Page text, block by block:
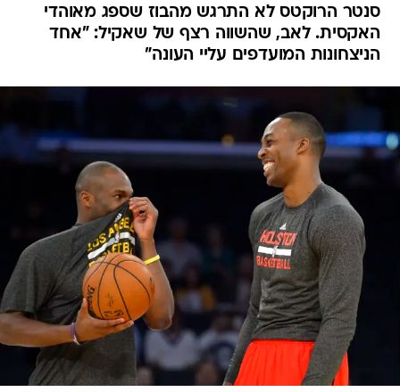
סנטר הרוקטס לא התרגש מהבוז שספג מאוהדי
האקסית. לאב, שהשווה רצף של שאקיל: "אחד
הניצחונות המועדפים עליי העונה"